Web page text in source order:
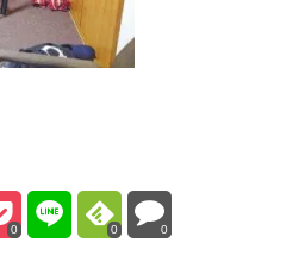
0 0 0